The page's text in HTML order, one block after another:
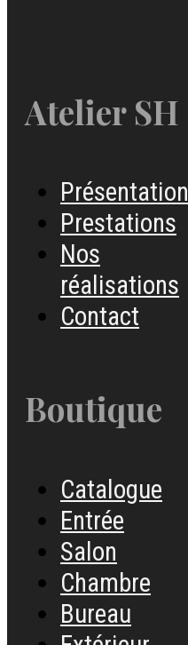
Atelier SH
Présentation
Prestations
Nos
réalisations
Contact
Boutique
Catalogue
Entrée
Salon
Chambre
Bureau